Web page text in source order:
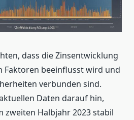
dass die Zinsentwicklung
Faktoren beeinflusst wird und
verbunden sind.
Daten darauf hin,
zweiten Halbjahr 2023 stabil